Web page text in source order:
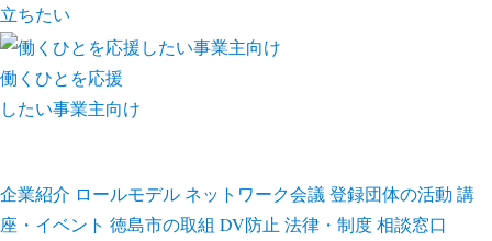
立ちたい
働くひとを応援
したい事業主向け
企業紹介 ロールモデル ネットワーク会議登録団体の活動 講
座・イベント 徳島市の取組 DV防止 法律・制度相談窓口